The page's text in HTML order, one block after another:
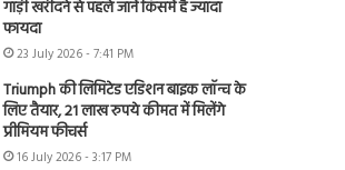
गाड़ी खरीदने से पहले जानें किसमें है ज्यादा
फायदा
23 July 2026 - 7:41 PM
Triumph की लिमिटेड एडिशन बाइक लॉन्च के
लिए तैयार, 21 लाख रुपये कीमत में मिलेंगे
प्रीमियम फीचर्स
16 July 2026 - 3:17 PM